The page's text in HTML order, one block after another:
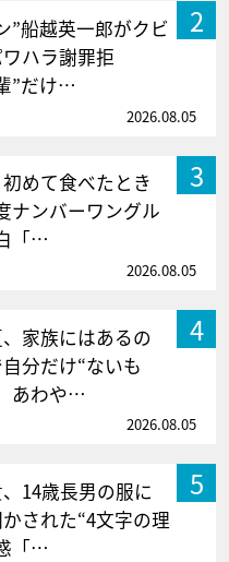
2
”船越英一郎がクビ
ハラ謝罪拒
”だけ…
2026.08.05
3
めて食べたとき
ナンバーワングル
「…
2026.08.05
4
家族にはあるの
分だけ“ないも
あわや…
2026.08.05
5
14歳長男の服に
された“4文字の理
「…